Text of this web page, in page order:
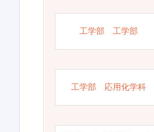
工学部 工学部
工学部 応用化学科